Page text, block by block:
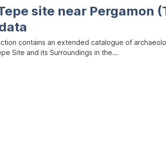
site near Pergamon
contains an extended catalogue of
Site and its Surroundings in the...